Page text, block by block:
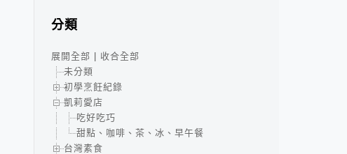
分類
展開全部
收合全部
未分類
初學烹飪紀錄
凱莉愛店
吃好吃巧
甜點、咖啡、茶、冰、早午餐
台灣素食